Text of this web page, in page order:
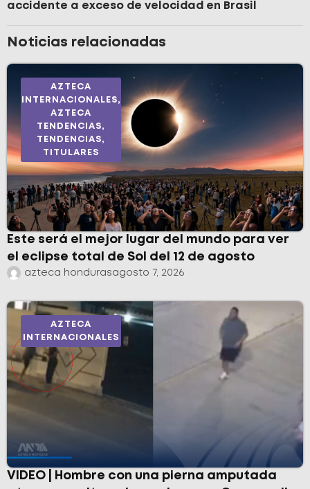
accidente a exceso de velocidad en Brasil
Noticias relacionadas
AZTECA
INTERNACIONALES,
AZTECA
TENDENCIAS,
TENDENCIAS,
TITULARES
Este será el mejor lugar del mundo para ver
el eclipse total de Sol del 12 de agosto
azteca hondurasagosto 7, 2026
AZTECA
INTERNACIONALES
VIDEO | Hombre con una pierna amputada